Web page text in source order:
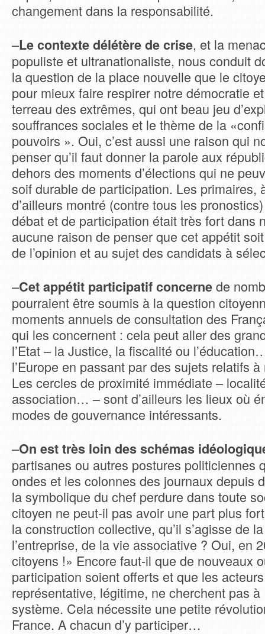
changement dans la responsabilité.
–Le contexte délétère de crise, et la
populiste et ultranationaliste, nous conduit
la question de la place nouvelle que le
pour mieux faire respirer notre démocratie
terreau des extrêmes, qui ont beau jeu
souffrances sociales et le thème de la
pouvoirs ». Oui, c’est aussi une raison qui
penser qu’il faut donner la parole aux
dehors des moments d’élections qui ne
soif durable de participation. Les primaires,
d’ailleurs montré (contre tous les
débat et de participation était très fort dans
aucune raison de penser que cet appétit
de l’opinion et au sujet des candidats à
–Cet appétit participatif concernede
pourraient être soumis à la question
moments annuels de consultation des
qui les concernent : cela peut aller des
l’Etat – la Justice, la fiscalité ou
l’Europe en passant par des sujets relatifs
Les cercles de proximité immédiate –
association… – sont d’ailleurs les lieux où
modes de gouvernance intéressants.
–On est très loin des schémas
partisanes ou autres postures politiciennes
ondes et les colonnes des journaux depuis
la symbolique du chef perdure dans toute
citoyen ne peut-il pas avoir une part plus
la construction collective, qu’il s’agisse de
l’entreprise, de la vie associative ? Oui, en
citoyens !» Encore faut-il que de nouveaux
participation soient offerts et que les
représentative, légitime, ne cherchent pas
système. Cela nécessite une petite
France. A chacun d’y participer…